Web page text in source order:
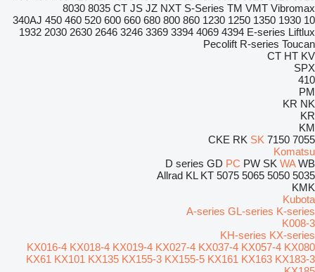
8030 8035 CT JS JZ NXT S-Series TM VMT Vibromax
10
340AJ 450 460 520 600 660 680 800 860 1230 1250 1350 1930
1932 2030 2630 2646 3246 3369 3394 4069 4394 E-series Liftlux
Pecolift R-series Toucan
CT HT KV
SPX
410
PM
KR NK
KR
KM
7055
7150
CKE RK SK
Komatsu
D series GD PC PW SK WA WB
5035
5050
5065
5075
Allrad KL KT
KMK
Kubota
A-series GL-series K-series
K008-3
KH-series KX-series
KX016-4 KX018-4 KX019-4 KX027-4 KX037-4 KX057-4 KX080
KX61 KX101 KX135 KX155-3 KX155-5 KX161 KX163 KX183-3